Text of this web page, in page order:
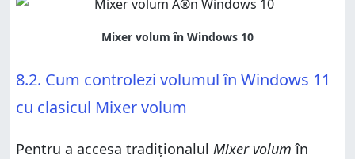
8.2. Cum controlezi volumul în Windows 11
cu clasicul Mixer volum
Pentru a accesa tradiționalul Mixer volum în